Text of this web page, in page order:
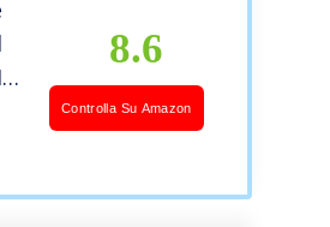
8.6
Controlla Su Amazon